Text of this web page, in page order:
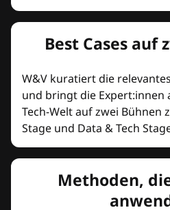
Best Cases auf
W&V kuratiert die
und bringt die Expert:innen
Tech-Welt auf zwei Bühnen
Stage und Data & Tech
Methoden,